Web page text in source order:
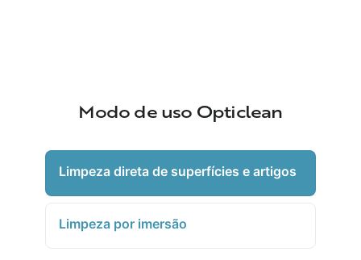
Modo de uso Opticlean
Limpeza direta de superfícies e artigos
Limpeza por imersão